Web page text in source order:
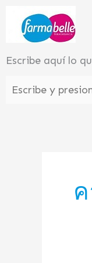
contenido
Escribe aquí lo